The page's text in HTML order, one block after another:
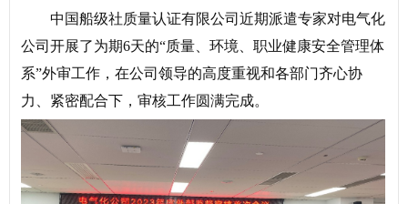
中国船级社质量认证有限公司近期派遣专家对电气化
公司开展了为期6天的“质量、环境、职业健康安全管理体
系”外审工作，在公司领导的高度重视和各部门齐心协
力、紧密配合下，审核工作圆满完成。